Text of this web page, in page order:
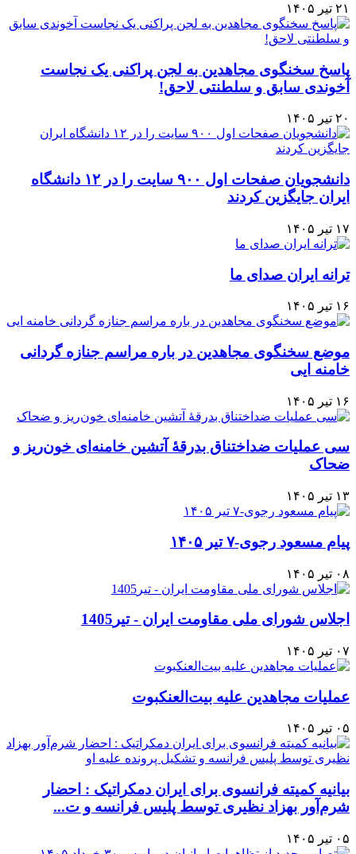
۲۱ تیر ۱۴۰۵
پاسخ سخنگوی مجاهدین به لجن پراکنی یک نجاست
آخوندی سابق و سلطنتی لاحق!
۲۰ تیر ۱۴۰۵
دانشجویان صفحات اول ۹۰۰ سایت را در ۱۲ دانشگاه
ایران جایگزین کردند
۱۷ تیر ۱۴۰۵
ترانه ایران صدای ما
۱۶ تیر ۱۴۰۵
موضع سخنگوی مجاهدین در باره مراسم جنازه گردانی
خامنه ایی
۱۶ تیر ۱۴۰۵
سی عملیات ضداختناق بدرقهٔ آتشین خامنه‌ای خون‌ریز و
ضحاک
۱۳ تیر ۱۴۰۵
پیام مسعود رجوی-۷ تیر ۱۴۰۵
۰۸ تیر ۱۴۰۵
اجلاس شورای ملی مقاومت ایران - تیر1405
۰۷ تیر ۱۴۰۵
عملیات مجاهدین علیه بیت‌العنکبوت
۰۵ تیر ۱۴۰۵
بیانیه کمیته فرانسوی برای ایران دمکراتیک : احضار
شرم‌آور بهزاد نظیری توسط پلیس فرانسه و ت...
۰۵ تیر ۱۴۰۵